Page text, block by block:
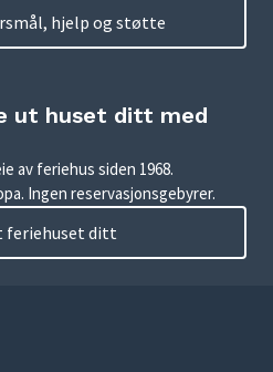
hjelp og støtte
ut huset ditt med
av feriehus siden 1968.
Ingen reservasjonsgebyrer.
feriehuset ditt